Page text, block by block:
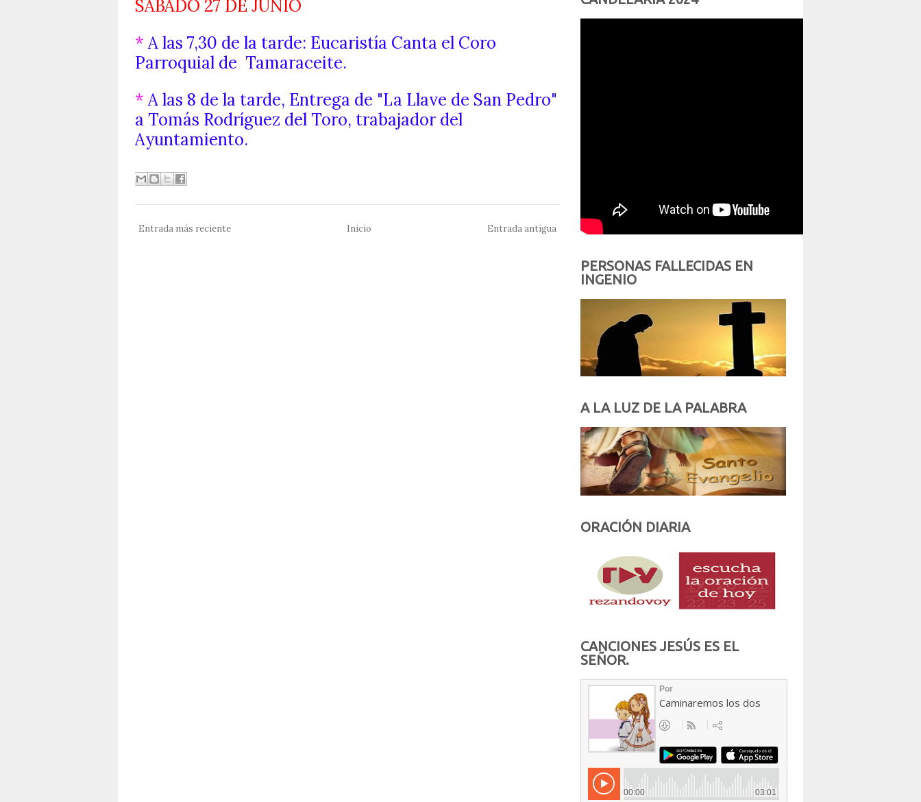
SÁBADO 27 DE JUNIO
*A las 7,30 de la tarde: Eucaristía Canta el Coro
Parroquial de Tamaraceite.
*A las 8 de la tarde, Entrega de "La Llave de San Pedro"
a Tomás Rodríguez del Toro, trabajador del
Ayuntamiento.
Entrada más reciente Entrada antigua
Inicio
PERSONAS FALLECIDAS EN
INGENIO
A LA LUZ DE LA PALABRA
ORACIÓN DIARIA
CANCIONES JESÚS ES EL
SEÑOR.